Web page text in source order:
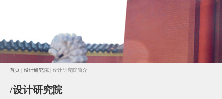
首页 |设计研究院 | 设计研究院简介
/设计研究院